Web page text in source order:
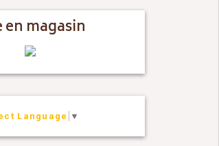
magasin
Language ▼